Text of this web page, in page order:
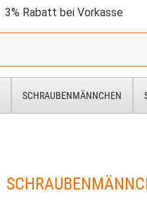
3% Rabatt bei Vorkasse
SCHRAUBENMÄNNCHEN